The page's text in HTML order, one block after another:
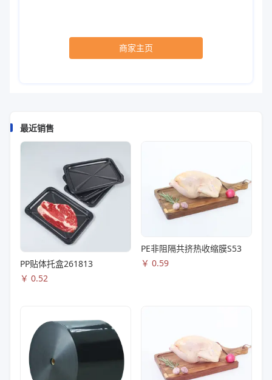
商家主页
最近销售
PP贴体托盒261813
￥ 0.52
PE非阻隔共挤热收缩膜S53
￥ 0.59